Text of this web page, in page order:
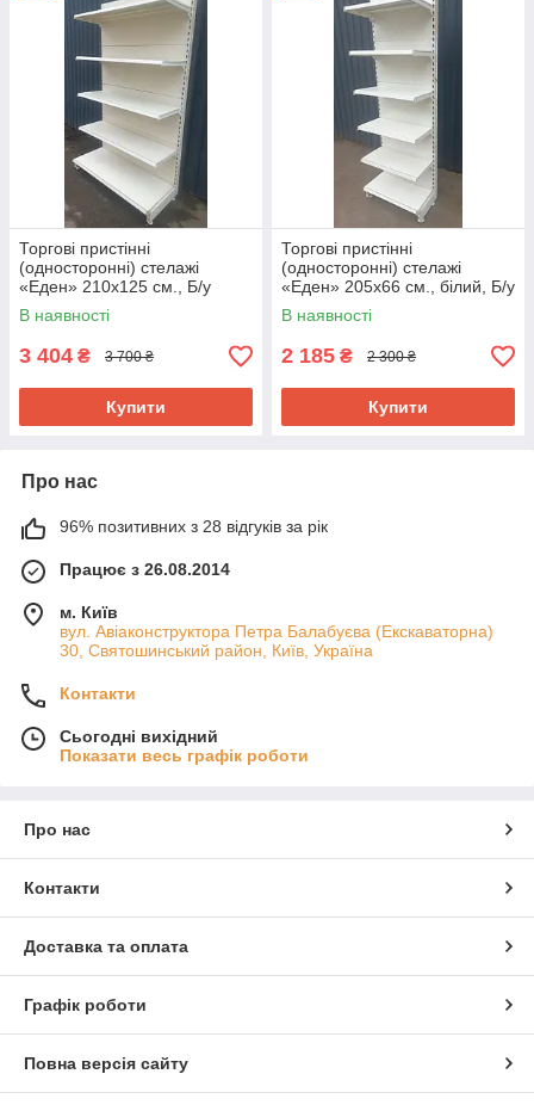
Торгові пристінні
(односторонні) стелажі
«Еден» 210х125 см., Б/у
В наявності
3 404 ₴ 3 700 ₴
Купити
Торгові пристінні
(односторонні) стелажі
«Еден» 205х66 см., білий, Б/у
В наявності
2 185 ₴ 2 300 ₴
Купити
Про нас
96% позитивних з 28 відгуків за рік
Працює з 26.08.2014
м. Київ
вул. Авіаконструктора Петра Балабуєва (Екскаваторна)
30, Святошинський район, Київ, Україна
Контакти
Сьогодні вихідний
Показати весь графік роботи
Про нас
Контакти
Доставка та оплата
Графік роботи
Повна версія сайту